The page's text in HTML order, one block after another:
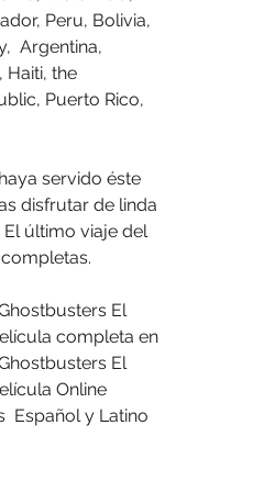
Peru, Bolivia,
Argentina,
Haiti, the
Puerto Rico,
disfrutar de linda
último viaje del
completa en
El
Online
Español y Latino